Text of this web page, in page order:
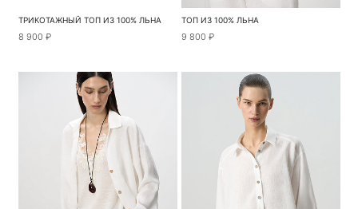
ТРИКОТАЖНЫЙ ТОП ИЗ 100% ЛЬНА
8 900 ₽
ТОП ИЗ 100% ЛЬНА
9 800 ₽